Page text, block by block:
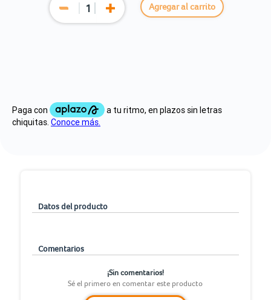
Agregar al carrito
Datos del producto
Comentarios
¡Sin comentarios!
Sé el primero en comentar este producto